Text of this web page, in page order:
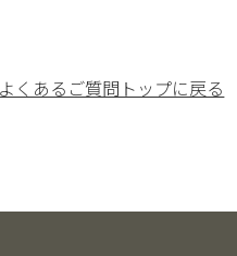
よくあるご質問トップに戻る